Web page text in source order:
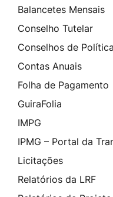
Balancetes Mensais
Conselho Tutelar
Conselhos de
Contas Anuais
Folha de Pagamento
GuiraFolia
IMPG
IPMG – Portal da
Licitações
Relatórios da LRF